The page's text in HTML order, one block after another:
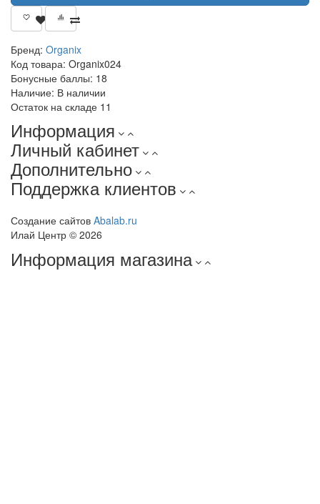
Бренд: Organix
Код товара: Organix024
Бонусные баллы: 18
Наличие: В наличии
Остаток на складе 11
Информация
Личный кабинет
Дополнительно
Поддержка клиентов
Создание сайтов Abalab.ru
Илай Центр © 2026
Информация магазина